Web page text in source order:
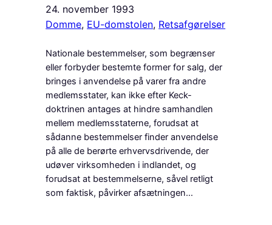
24. november 1993
Domme, EU-domstolen, Retsafgørelser
Nationale bestemmelser, som begrænser
eller forbyder bestemte former for salg, der
bringes i anvendelse på varer fra andre
medlemsstater, kan ikke efter Keck-
doktrinen antages at hindre samhandlen
mellem medlemsstaterne, forudsat at
sådanne bestemmelser finder anvendelse
på alle de berørte erhvervs­driv­ende, der
udøver virksomheden i indlandet, og
forudsat at bestemmelserne, såvel retligt
som faktisk, på­virker afsætningen…